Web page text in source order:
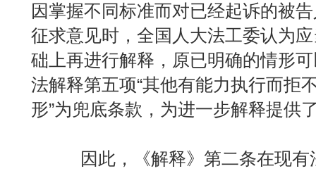
因掌握不同标准而对已经起诉的被
征求意见时，全国人大法工委认为
础上再进行解释，原已明确的情形
法解释第五项“其他有能力执行而拒
形”为兜底条款，为进一步解释提供
因此，《解释》第二条在现有